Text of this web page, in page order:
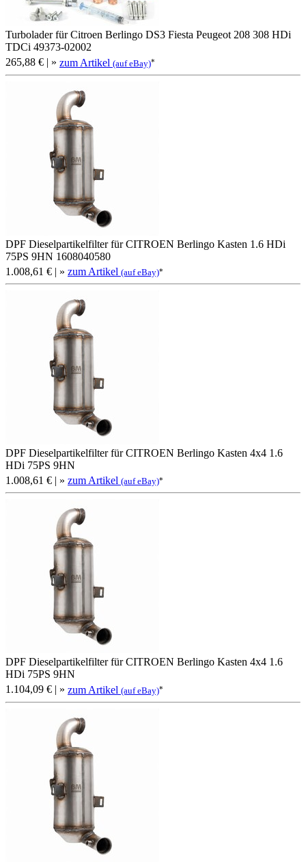
Turbolader für Citroen Berlingo DS3 Fiesta Peugeot 208 308 HDi
TDCi 49373-02002
265,88 € | » zum Artikel (auf eBay)*
DPF Dieselpartikelfilter für CITROEN Berlingo Kasten 1.6 HDi
75PS 9HN 1608040580
1.008,61 € | » zum Artikel (auf eBay)*
DPF Dieselpartikelfilter für CITROEN Berlingo Kasten 4x4 1.6
HDi 75PS 9HN
1.008,61 € | » zum Artikel (auf eBay)*
DPF Dieselpartikelfilter für CITROEN Berlingo Kasten 4x4 1.6
HDi 75PS 9HN
1.104,09 € | » zum Artikel (auf eBay)*